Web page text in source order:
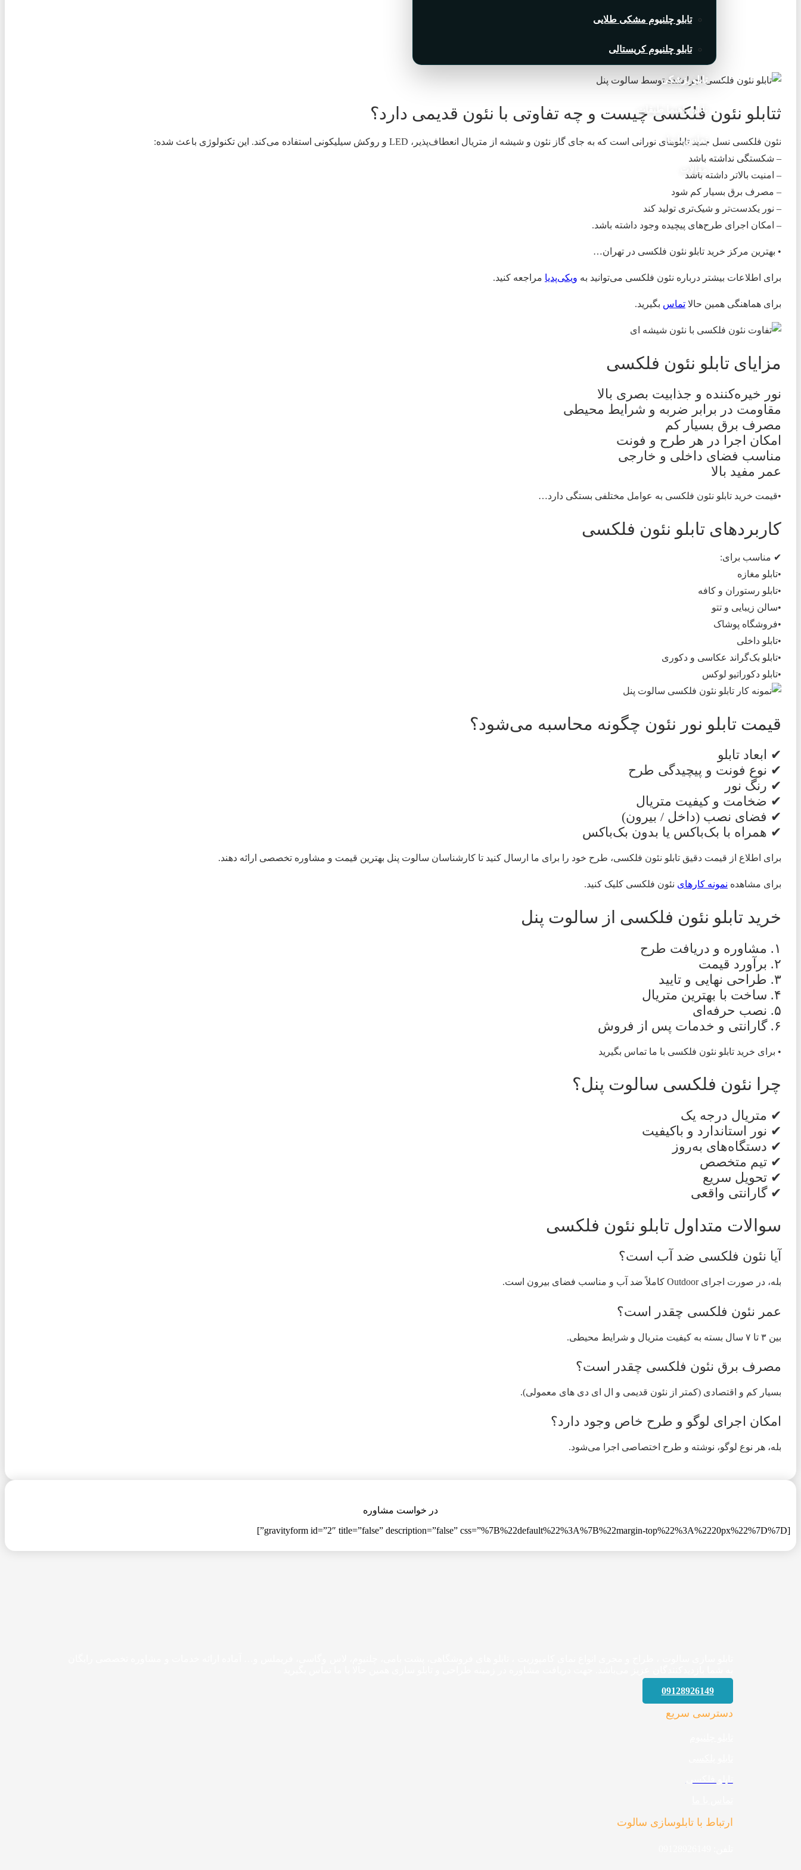
تابلو چلنیوم مشکی طلایی
تابلو چلنیوم کریستالی
تابلو پزشکی
تابلو راهنما طبقات
تماس با ما
مقالات
ثتابلو نئون فلکسی چیست و چه تفاوتی با نئون قدیمی دارد؟
نئون فلکسی نسل جدید تابلوهای نورانی است که به جای گاز نئون و شیشه از متریال انعطاف‌پذیر، LED و روکش سیلیکونی استفاده می‌کند. این تکنولوژی باعث شده:
– شکستگی نداشته باشد
– امنیت بالاتر داشته باشد
– مصرف برق بسیار کم شود
– نور یکدست‌تر و شیک‌تری تولید کند
– امکان اجرای طرح‌های پیچیده وجود داشته باشد.
• بهترین مرکز خرید تابلو نئون فلکسی در تهران…
برای اطلاعات بیشتر درباره نئون فلکسی می‌توانید به ویکی‌پدیا مراجعه کنید.
برای هماهنگی همین حالا تماس بگیرید.
مزایای تابلو نئون فلکسی
نور خیره‌کننده و جذابیت بصری بالا
مقاومت در برابر ضربه و شرایط محیطی
مصرف برق بسیار کم
امکان اجرا در هر طرح و فونت
مناسب فضای داخلی و خارجی
عمر مفید بالا
•قیمت خرید تابلو نئون فلکسی به عوامل مختلفی بستگی دارد…
کاربردهای تابلو نئون فلکسی
✔ مناسب برای:
•تابلو مغازه
•تابلو رستوران و کافه
•سالن زیبایی و تتو
•فروشگاه پوشاک
•تابلو داخلی
•تابلو بک‌گراند عکاسی و دکوری
•تابلو دکوراتیو لوکس
قیمت تابلو نور نئون چگونه محاسبه می‌شود؟
✔ ابعاد تابلو
✔ نوع فونت و پیچیدگی طرح
✔ رنگ نور
✔ ضخامت و کیفیت متریال
✔ فضای نصب (داخل / بیرون)
✔ همراه با بک‌باکس یا بدون بک‌باکس
برای اطلاع از قیمت دقیق تابلو نئون فلکسی، طرح خود را برای ما ارسال کنید تا کارشناسان سالوت پنل بهترین قیمت و مشاوره تخصصی ارائه دهند.
برای مشاهده نمونه کارهای نئون فلکسی کلیک کنید.
خرید تابلو نئون فلکسی از سالوت پنل
۱. مشاوره و دریافت طرح
۲. برآورد قیمت
۳. طراحی نهایی و تایید
۴. ساخت با بهترین متریال
۵. نصب حرفه‌ای
۶. گارانتی و خدمات پس از فروش
• برای خرید تابلو نئون فلکسی با ما تماس بگیرید
چرا نئون فلکسی سالوت پنل؟
✔ متریال درجه یک
✔ نور استاندارد و باکیفیت
✔ دستگاه‌های به‌روز
✔ تیم متخصص
✔ تحویل سریع
✔ گارانتی واقعی
سوالات متداول تابلو نئون فلکسی
آیا نئون فلکسی ضد آب است؟
بله، در صورت اجرای Outdoor کاملاً ضد آب و مناسب فضای بیرون است.
عمر نئون فلکسی چقدر است؟
بین ۳ تا ۷ سال بسته به کیفیت متریال و شرایط محیطی.
مصرف برق نئون فلکسی چقدر است؟
بسیار کم و اقتصادی (کمتر از نئون قدیمی و ال ای دی های معمولی).
امکان اجرای لوگو و طرح خاص وجود دارد؟
بله، هر نوع لوگو، نوشته و طرح اختصاصی اجرا می‌شود.
در خواست مشاوره
[gravityform id=”2″ title=”false” description=”false” css=”%7B%22default%22%3A%7B%22margin-top%22%3A%2220px%22%7D%7D”]
09128926149
دسترسی سریع
ارتباط با تابلوسازی سالوت